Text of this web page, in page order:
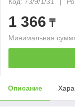
1 366 ₸
Минимальная
Описание